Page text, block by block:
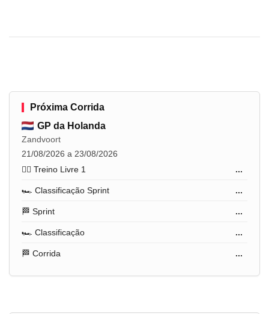
Próxima Corrida
GP da Holanda
Zandvoort
21/08/2026 a 23/08/2026
🏋️‍♂️ Treino Livre 1
...
🏎️ Classificação Sprint ...
🏁 Sprint ...
🏎️ Classificação ...
🏁 Corrida ...